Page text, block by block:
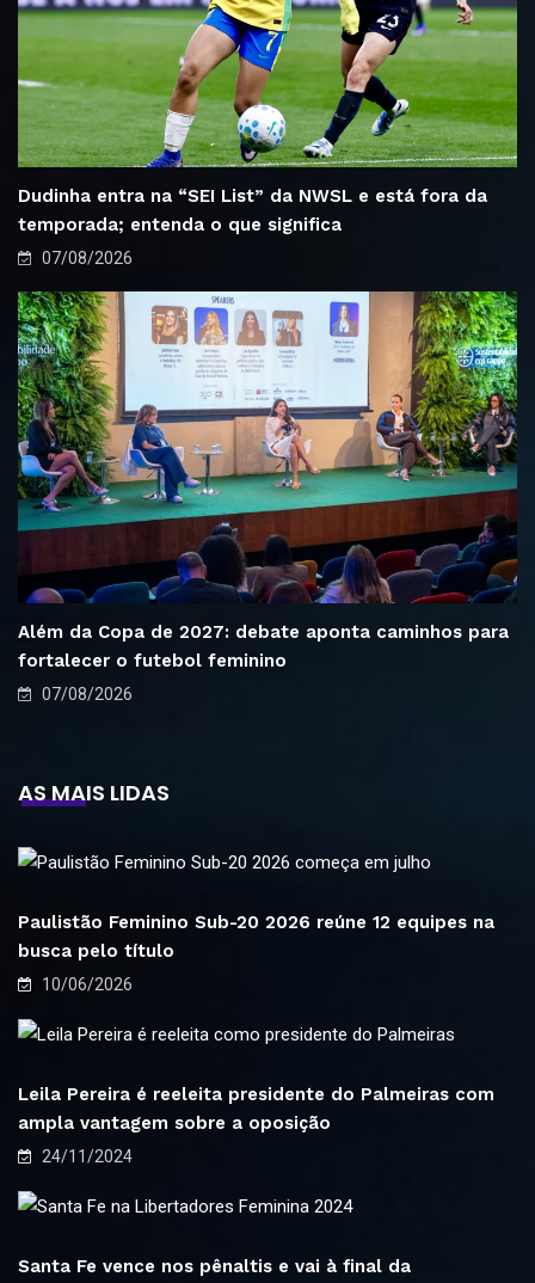
Dudinha entra na “SEI List” da NWSL e está fora da
temporada; entenda o que significa
07/08/2026
Além da Copa de 2027: debate aponta caminhos para
fortalecer o futebol feminino
07/08/2026
AS MAIS LIDAS
Paulistão Feminino Sub-20 2026 reúne 12 equipes na
busca pelo título
10/06/2026
Leila Pereira é reeleita presidente do Palmeiras com
ampla vantagem sobre a oposição
24/11/2024
Santa Fe vence nos pênaltis e vai à final da